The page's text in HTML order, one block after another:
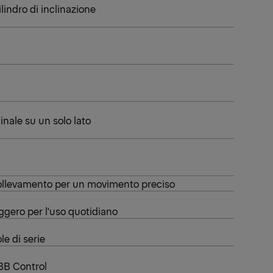
di inclinazione
su un solo lato
per un movimento preciso
per l'uso quotidiano
di serie
Control